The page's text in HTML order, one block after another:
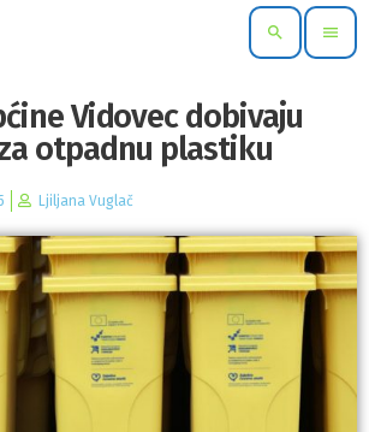
search menu
Vidovec dobivaju
otpadnu plastiku
Ljiljana Vuglač